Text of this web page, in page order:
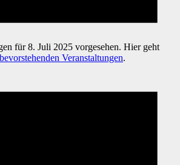
für 8. Juli 2025 vorgesehen. Hier geht
Veranstaltungen.